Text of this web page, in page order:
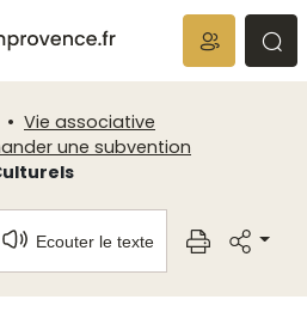
Vie associative
une subvention
Ecouter le texte